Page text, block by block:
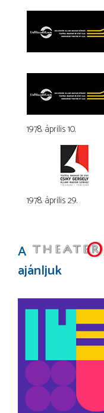
1978. április 10.
1978. április 29.
A
ajánljuk